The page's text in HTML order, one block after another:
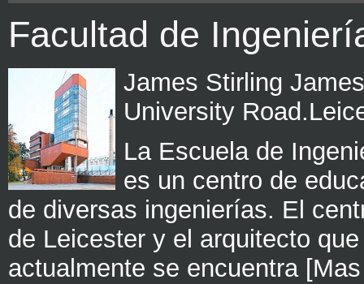
Facultad de
James Stirling
University
La Escuela de
es un centro de
de diversas ingenierías. El
de Leicester y el arquitecto
actualmente se encuentra